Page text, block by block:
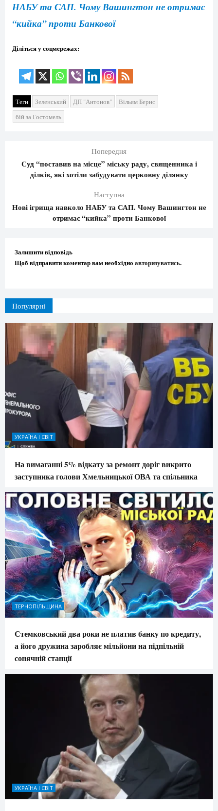
НАБУ та САП. Чому Вашингтон не отримає
“кийка” проти Банкової
Діліться у соцмережах:
Теги Зеленський ДП "Антонов"
Вільям Бернс
бій за Гостомель
Попередня
Суд “поставив на місце” міську раду, священника і
ділків, які хотіли забудувати церковну ділянку
Наступна
Нові ігрища навколо НАБУ та САП. Чому Вашингтон не
отримає “кийка” проти Банкової
Залишити відповідь
Щоб відправити коментар вам необхідно авторизуватись.
Популярні
УКРАЇНА І СВІТ
На вимаганні 5% відкату за ремонт доріг викрито
заступника голови Хмельницької ОВА та спільника
ТЕРНОПІЛЬЩИНА
Стемковський два роки не платив банку по кредиту,
а його дружина заробляє мільйони на підпільній
сонячній станції
УКРАЇНА І СВІТ